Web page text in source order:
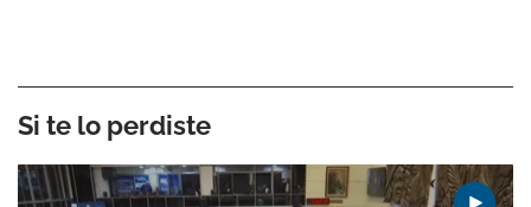
Si te lo perdiste